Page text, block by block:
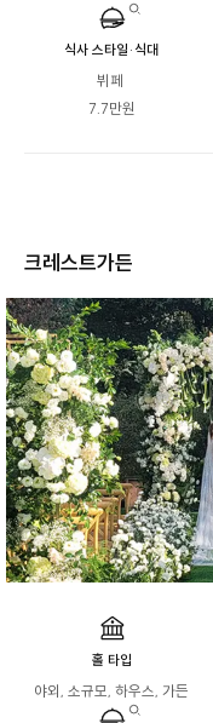
식사 스타일·식대
뷔페
7.7만원
크레스트가든
홀 타입
야외, 소규모, 하우스, 가든